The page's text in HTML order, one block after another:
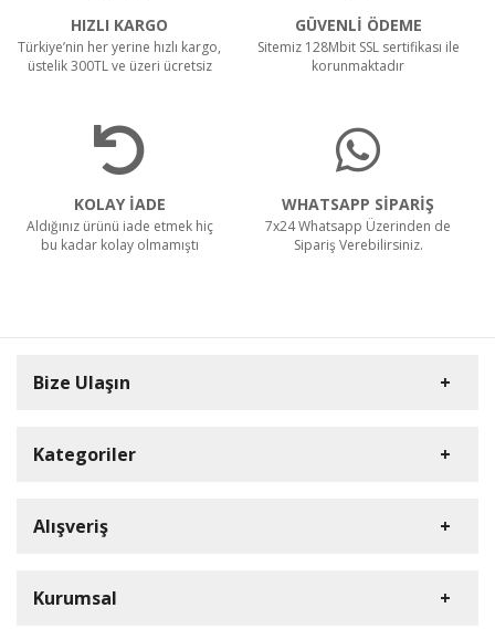
CTS40 MC Z22 EXA
HIZLI KARGO
Türkiye’nin her yerine hızlı kargo,
üstelik 300TL ve üzeri ücretsiz
GÜVENLİ ÖDEME
Sitemiz 128Mbit SSL sertifikası ile
korunmaktadır
KOLAY İADE
Aldığınız ürünü iade etmek hiç
bu kadar kolay olmamıştı
WHATSAPP SİPARİŞ
7x24 Whatsapp Üzerinden de
Sipariş Verebilirsiniz.
Bize Ulaşın
0(352) 231 92 94
Kategoriler
Rulopak
Ermop
Alışveriş
Kurumsal